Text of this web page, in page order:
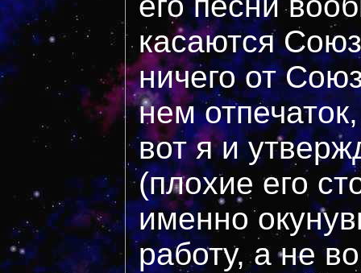
касаются
ничего от
нем
вот я и
(плохие его
именно
работу, а не